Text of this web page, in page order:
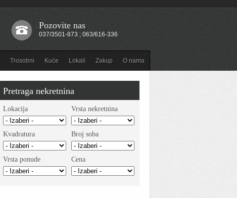
Pozovite nas
037/3501-873 ; 063/616-336
Trosobni Kuće Lokali Zakup O nama
Pretraga nekretnina
Lokacija Vrsta nekretnina
Kvadratura Broj soba
Vrsta ponude Cena